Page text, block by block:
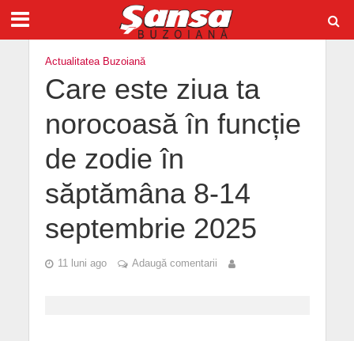
Actualitatea Buzoiană
Care este ziua ta
norocoasă în funcție
de zodie în
săptămâna 8-14
septembrie 2025
11 luni ago Adaugă comentarii